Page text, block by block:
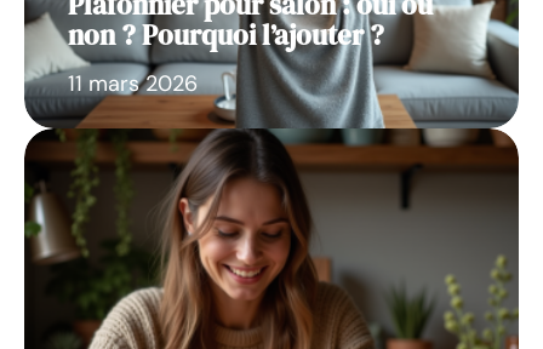
non ? Pourquoi l’ajouter ?
11 mars 2026